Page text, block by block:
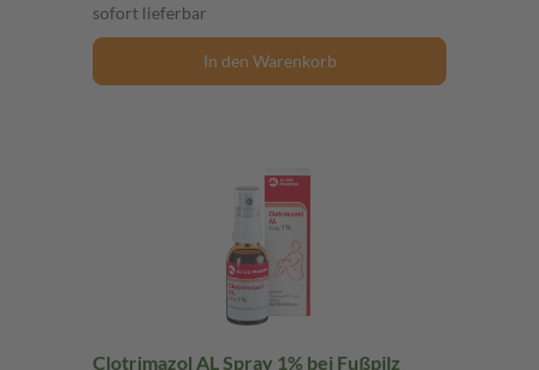
sofort lieferbar
In den Warenkorb
Clotrimazol AL Spray 1% bei Fußpilz